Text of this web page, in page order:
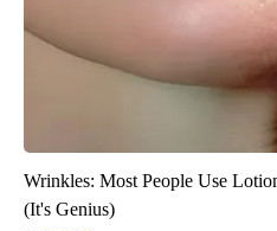
Wrinkles: Most People Use
(It's Genius)